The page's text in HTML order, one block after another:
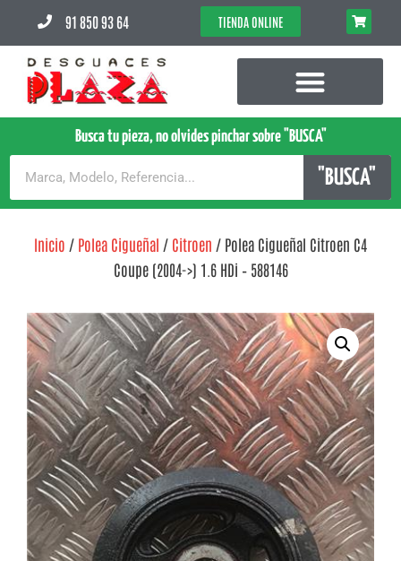
91 850 93 64 TIENDA ONLINE
Busca tu pieza, no olvides pinchar sobre "BUSCA"
"BUSCA"
Inicio / Polea Cigueñal / Citroen / Polea Cigueñal Citroen C4
Coupe (2004->) 1.6 HDi – 588146